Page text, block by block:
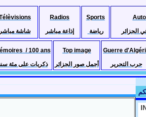
شاشة مباشر
Radios
إذاعة مباشر
Sports
رياضة
الجزائر
/ 100 ans
ذكريات على مئة
Top image
أجمل صور الجزائر
Guerre
حرب التحرير